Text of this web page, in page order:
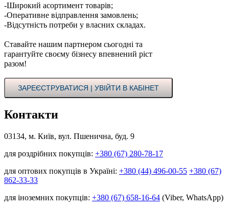
-Широкий асортимент товарів;
-Оперативне відправлення замовлень;
-Відсутність потреби у власних складах.
Ставайте нашим партнером сьогодні та
гарантуйте своєму бізнесу впевнений ріст
разом!
ЗАРЕЄСТРУВАТИСЯ | УВІЙТИ В КАБІНЕТ
Контакти
03134, м. Київ, вул. Пшенична, буд. 9
для роздрібних покупців: +380 (67) 280-78-17
для оптових покупців в Україні: +380 (44) 496-00-55 +380 (67)
862-33-33
для іноземних покупців: +380 (67) 658-16-64 (Viber, WhatsApp)